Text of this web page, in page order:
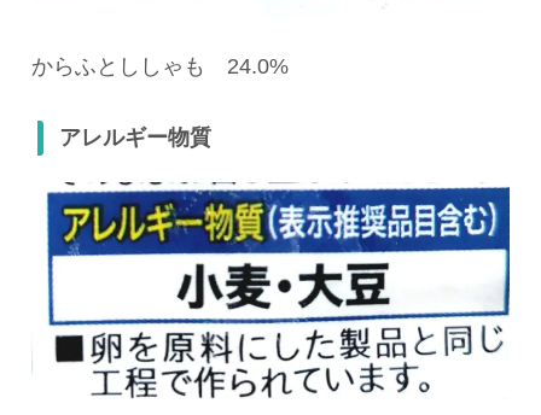
からふとししゃも 24.0%
アレルギー物質